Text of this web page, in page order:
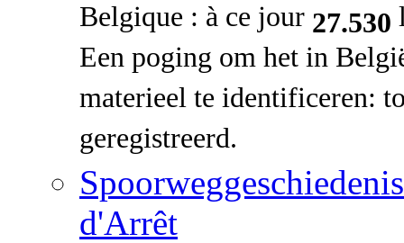
Belgique : à ce jour 27.530
Een poging om het in
materieel te identificeren:
geregistreerd.
d'Arrêt